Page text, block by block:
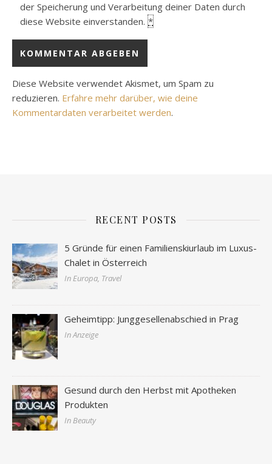
der Speicherung und Verarbeitung deiner Daten durch
diese Website einverstanden. *
Diese Website verwendet Akismet, um Spam zu
reduzieren. Erfahre mehr darüber, wie deine
Kommentardaten verarbeitet werden.
RECENT POSTS
5 Gründe für einen Familienskiurlaub im Luxus-
Chalet in Österreich
In Europa, Travel
Geheimtipp: Junggesellenabschied in Prag
In Anzeige
Gesund durch den Herbst mit Apotheken
Produkten
In Beauty